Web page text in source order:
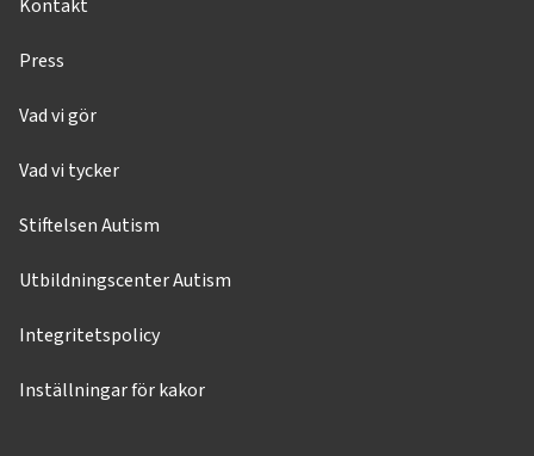
Kontakt
Press
Vad vi gör
Vad vi tycker
Stiftelsen Autism
Utbildningscenter Autism
Integritetspolicy
Inställningar för kakor